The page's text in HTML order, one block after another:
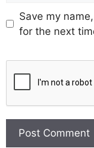
Save my
for the next